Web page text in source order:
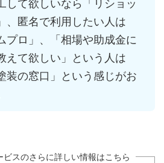
、匿名で利用したい人は
プロ」、「相場や助成金に
えて欲しい」という人は
装の窓口」という感じがお
ビスのさらに詳しい情報はこちら